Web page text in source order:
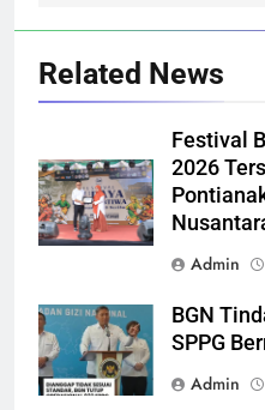
Related News
Festival
2026
Admin
BGN
SPPG
Admin